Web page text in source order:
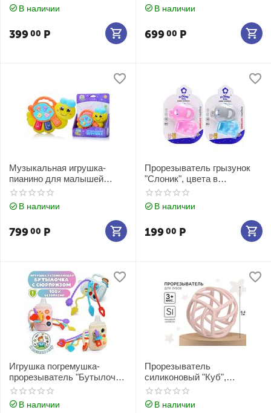
В наличии
39900 Р
В наличии
69900 Р
Музыкальная игрушка-
пианино для малышей
"Гусеница" на батарейках
В наличии
79900 Р
Прорезыватель грызунок
"Слоник", цвета в
ассортименте
В наличии
19900 Р
Игрушка погремушка-
прорезыватель "Бутылочка
с сюрпризом"
В наличии
Прорезыватель
силиконовый "Куб",
розовый
В наличии